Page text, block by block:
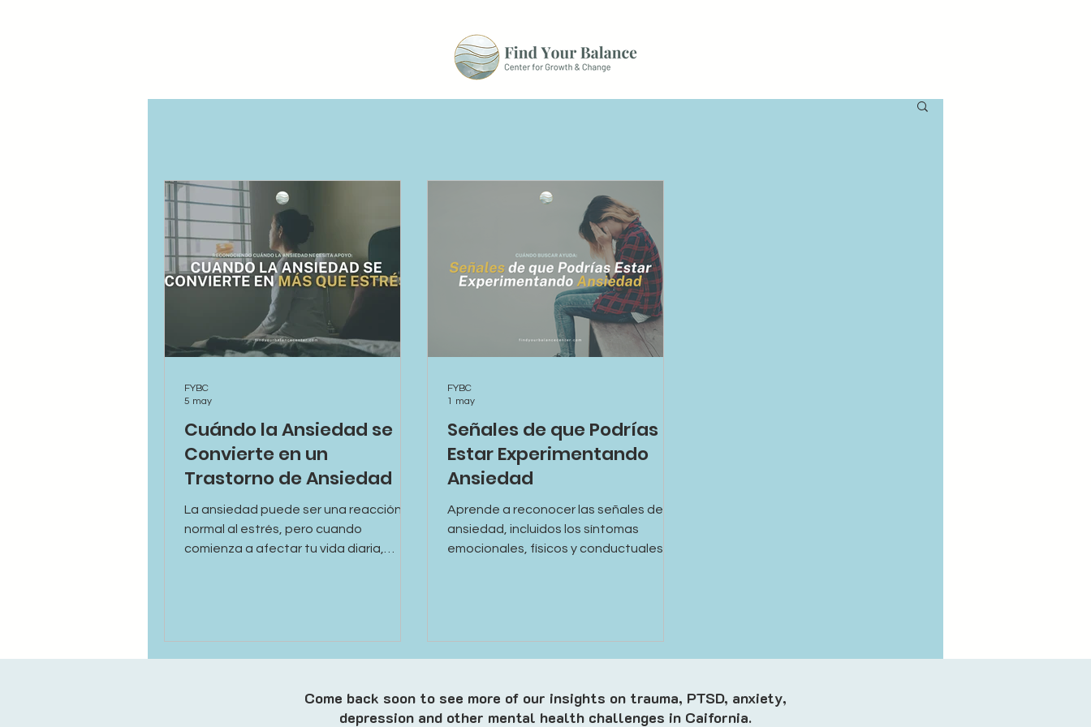
Cuándo la Ansiedad se
Convierte en un
Trastorno de Ansiedad
La ansiedad puede ser una reacción
normal al estrés, pero cuando
comienza a afectar tu vida diaria,
FYBC
5 may
Señales de que Podrías
Estar Experimentando
Ansiedad
Aprende a reconocer las señales de la
ansiedad, incluidos los síntomas
emocionales, físicos y conductuales, y
FYBC
1 may
Come back soon to see more of our insights on trauma, PTSD, anxiety,
depression and other mental health challenges in Caifornia.